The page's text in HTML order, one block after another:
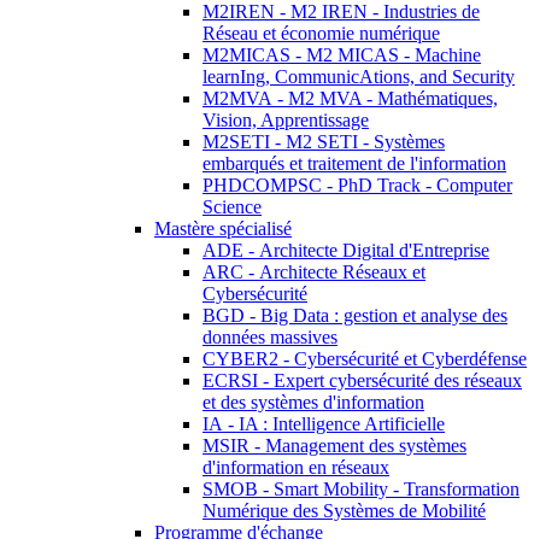
M2IREN - M2 IREN - Industries de
Réseau et économie numérique
M2MICAS - M2 MICAS - Machine
learnIng, CommunicAtions, and Security
M2MVA - M2 MVA - Mathématiques,
Vision, Apprentissage
M2SETI - M2 SETI - Systèmes
embarqués et traitement de l'information
PHDCOMPSC - PhD Track - Computer
Science
Mastère spécialisé
ADE - Architecte Digital d'Entreprise
ARC - Architecte Réseaux et
Cybersécurité
BGD - Big Data : gestion et analyse des
données massives
CYBER2 - Cybersécurité et Cyberdéfense
ECRSI - Expert cybersécurité des réseaux
et des systèmes d'information
IA - IA : Intelligence Artificielle
MSIR - Management des systèmes
d'information en réseaux
SMOB - Smart Mobility - Transformation
Numérique des Systèmes de Mobilité
Programme d'échange